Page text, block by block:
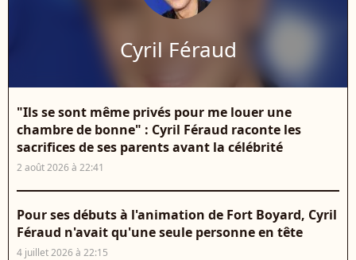
Cyril Féraud
"Ils se sont même privés pour me louer une
chambre de bonne" : Cyril Féraud raconte les
sacrifices de ses parents avant la célébrité
2 août 2026 à 22:41
Pour ses débuts à l'animation de Fort Boyard, Cyril
Féraud n'avait qu'une seule personne en tête
4 juillet 2026 à 22:15